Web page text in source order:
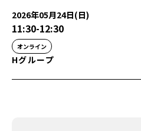
2026年05月24日(日)
11:30-12:30
オンライン
Hグループ